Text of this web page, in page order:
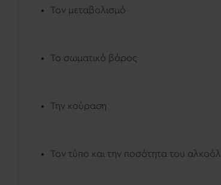
Τον μεταβολισμό
Το σωματικό βάρος
Την κούραση
Τον τύπο και την ποσότητα του αλκοόλ